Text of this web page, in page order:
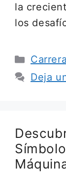
la
los
Deja